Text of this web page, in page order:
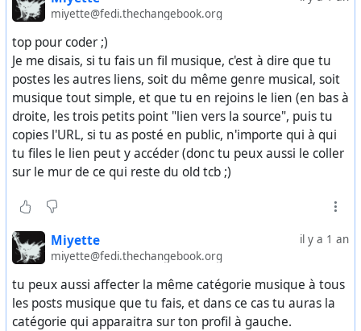
miyette@fedi.thechangebook.org
top pour coder ;)
Je me disais, si tu fais un fil musique, c'est à dire que tu
postes les autres liens, soit du même genre musical, soit
musique tout simple, et que tu en rejoins le lien (en bas à
droite, les trois petits point "lien vers la source", puis tu
copies l'URL, si tu as posté en public, n'importe qui à qui
tu files le lien peut y accéder (donc tu peux aussi le coller
sur le mur de ce qui reste du old tcb ;)
il y a 1 an
Miyette
miyette@fedi.thechangebook.org
tu peux aussi affecter la même catégorie musique à tous
les posts musique que tu fais, et dans ce cas tu auras la
catégorie qui apparaitra sur ton profil à gauche.